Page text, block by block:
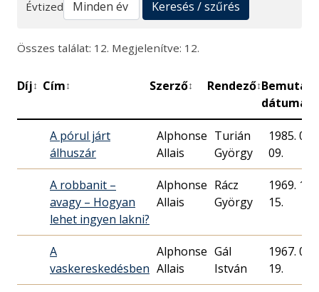
Évtized
Keresés / szűrés
Összes találat: 12. Megjelenítve: 12.
Díj↕ Cím↕ Szerző↕ Rendező↕Bemutató
dátuma
A pórul járt
álhuszár
Alphonse
Allais
Turián
György
1985. 01.
09.
A robbanit –
avagy – Hogyan
lehet ingyen lakni?
Alphonse
Allais
Rácz
György
1969. 12.
15.
A
vaskereskedésben
Alphonse
Allais
Gál
István
1967. 02.
19.